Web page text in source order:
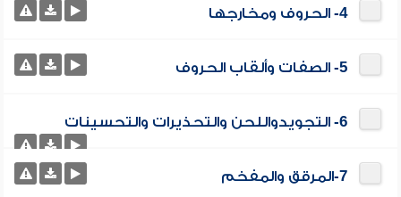
4- الحروف ومخارجها
5- الصفات وألقاب الحروف
6- التجويدواللحن والتحذيرات والتحسينات
7-المرقق والمفخم